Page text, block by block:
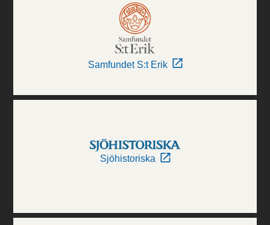
Samfundet S:t Erik
Sjöhistoriska